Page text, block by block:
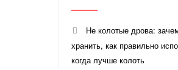
Не колотые дрова:
хранить, как правильно
когда лучше колоть